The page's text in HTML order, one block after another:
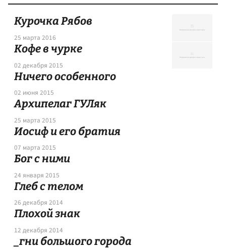
Курочка Рябов
25 марта 2016
Кофе в чурке
02 декабря 2015
Ничего особенного
02 июня 2015
Архипелаг ГУЛяк
25 марта 2015
Иосиф и его братия
07 марта 2015
Бог с ними
24 января 2015
Глеб с телом
26 декабря 2014
Плохой знак
12 декабря 2014
_гни большого города